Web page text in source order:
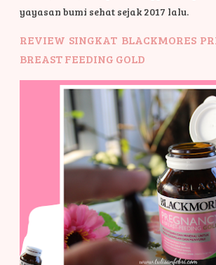
yayasan bumi sehat sejak 2017 lalu.
REVIEW SINGKAT BLACKMORES
BREAST FEEDING GOLD